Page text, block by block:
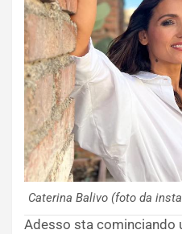
Caterina Balivo (foto da
Adesso sta cominciando